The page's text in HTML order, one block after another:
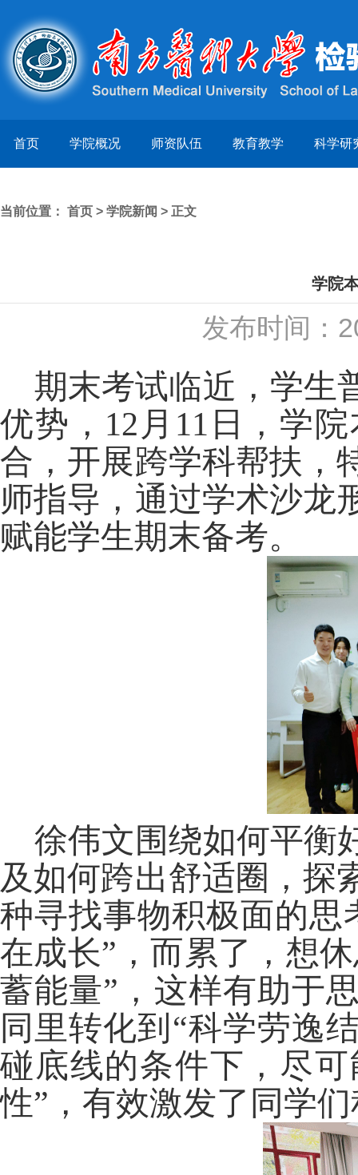
首页 学院概况 师资队伍 教育教学 科学研
当前位置： 首页 > 学院新闻 > 正文
学院
发布时间：
期末考试临近，学生
优势， 12月11日，学院
合，开展跨学科帮扶，
师指导，通过学术沙龙
赋能学生期末备考。
徐伟文围绕如何平衡
及如何跨出舒适圈 ，探
种寻找事物积极面的思
在成长”，而累了，想
蓄能量” ， 这样有助于
同里转化到“科学劳逸
碰底线的条件下，尽
性” ， 有效激发了同学们